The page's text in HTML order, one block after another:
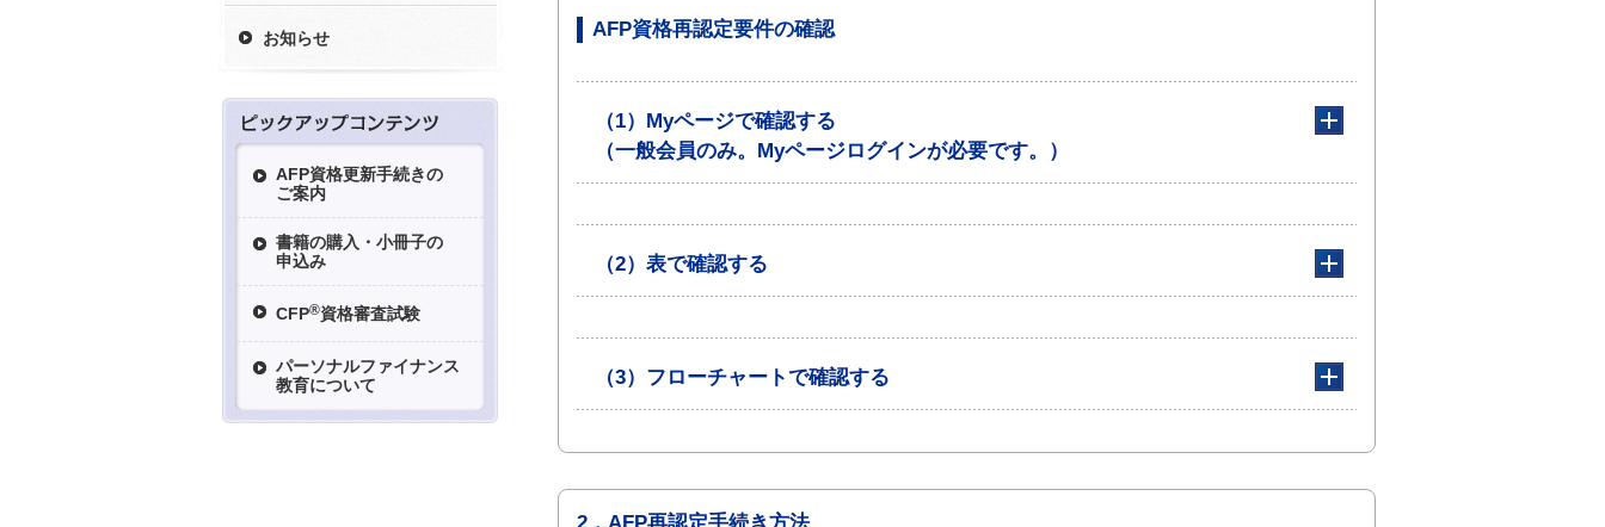
AFP資格再認定要件の確認
（1）Myページで確認する
（一般会員のみ。Myページログインが必要です。）
（2）表で確認する
（3）フローチャートで確認する
お知らせ
AFP資格更新手続きの
ご案内
書籍の購入・小冊子の
申込み
CFP®資格審査試験
パーソナルファイナンス
教育について